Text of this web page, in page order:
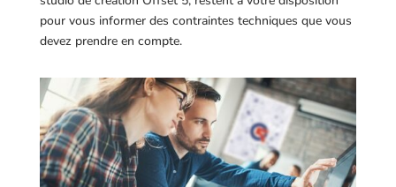
pour vous informer des contraintes techniques que vous
devez prendre en compte.